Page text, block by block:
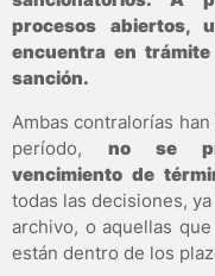
procesos abiertos,
encuentra en
sanción.
Ambas contralorías
período, no se
vencimiento de
todas las decisiones,
archivo, o aquellas
están dentro de los